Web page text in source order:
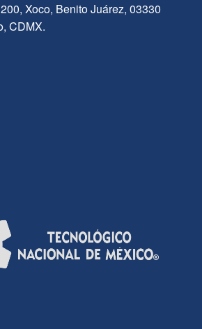
Xoco, Benito Juárez, 03330
CDMX.